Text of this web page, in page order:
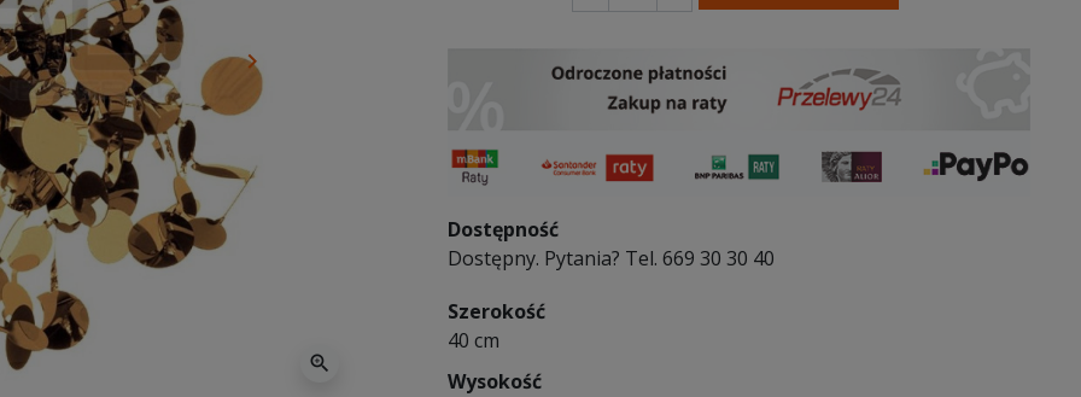
Następny
keyboard_arrow_right
zoom_in
Dostępność
Dostępny. Pytania? Tel. 669 30 30 40
Szerokość
40 cm
Wysokość